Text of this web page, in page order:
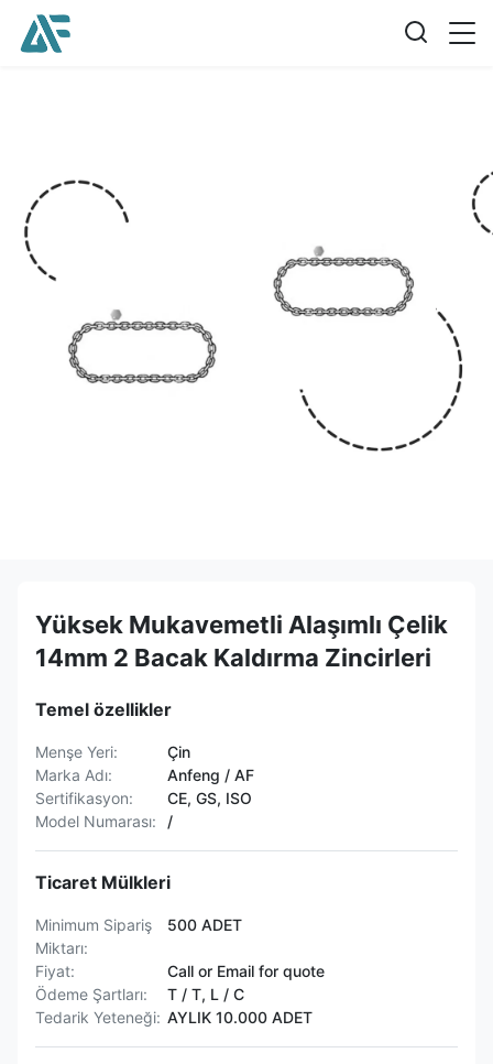
Yüksek Mukavemetli Alaşımlı Çelik
14mm 2 Bacak Kaldırma Zincirleri
Temel özellikler
Menşe Yeri:
Çin
Marka Adı:
Anfeng / AF
Sertifikasyon:
CE, GS, ISO
Model Numarası:
/
Ticaret Mülkleri
Minimum Sipariş
Miktarı:
500 ADET
Fiyat:
Call or Email for quote
Ödeme Şartları:
T / T, L / C
Tedarik Yeteneği: AYLIK 10.000 ADET